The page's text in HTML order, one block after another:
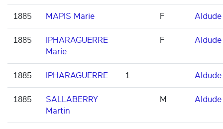
1885 MAPIS Marie F Aldude
1885
IPHARAGUERRE
Marie
F Aldude
1885 IPHARAGUERRE 1 Aldude
1885
SALLABERRY
Martin
M Aldude